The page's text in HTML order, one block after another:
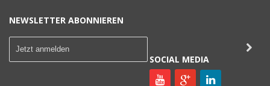
NEWSLETTER ABONNIEREN
SOCIAL MEDIA